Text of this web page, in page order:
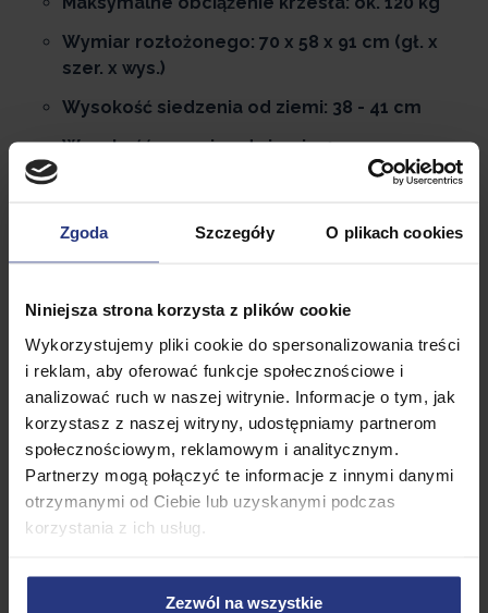
Zgoda Szczegóły O plikach cookies
Niniejsza strona korzysta z plików cookie
Wykorzystujemy pliki cookie do spersonalizowania treści
i reklam, aby oferować funkcje społecznościowe i
analizować ruch w naszej witrynie. Informacje o tym, jak
korzystasz z naszej witryny, udostępniamy partnerom
społecznościowym, reklamowym i analitycznym.
Partnerzy mogą połączyć te informacje z innymi danymi
otrzymanymi od Ciebie lub uzyskanymi podczas
korzystania z ich usług.
Zezwól na wszystkie
Wymiar rozłożonego: 70 x 58 x 91 cm (gł. x
szer. x wys.)
Wysokość siedzenia od ziemi: 38 - 41 cm
Wysokość oparcia od ziemi: 91 cm
Wymiary materiału na oparciu: 42 x 48 cm
Stalowa rama krzesła: 3,0 x 1,5 cm (szer. x
dł.)
Rurki w stelażu krzesła: 2 cm średnica
Wymiary podłokietnika: 39 x 4 x 1 cm (dł. x
szer. x wys.)
Wymiar krzesła złożonego: 58 x 84 x 5,5 cm
(szer. x dł. x gł.)
Model - Stół BISTRO©